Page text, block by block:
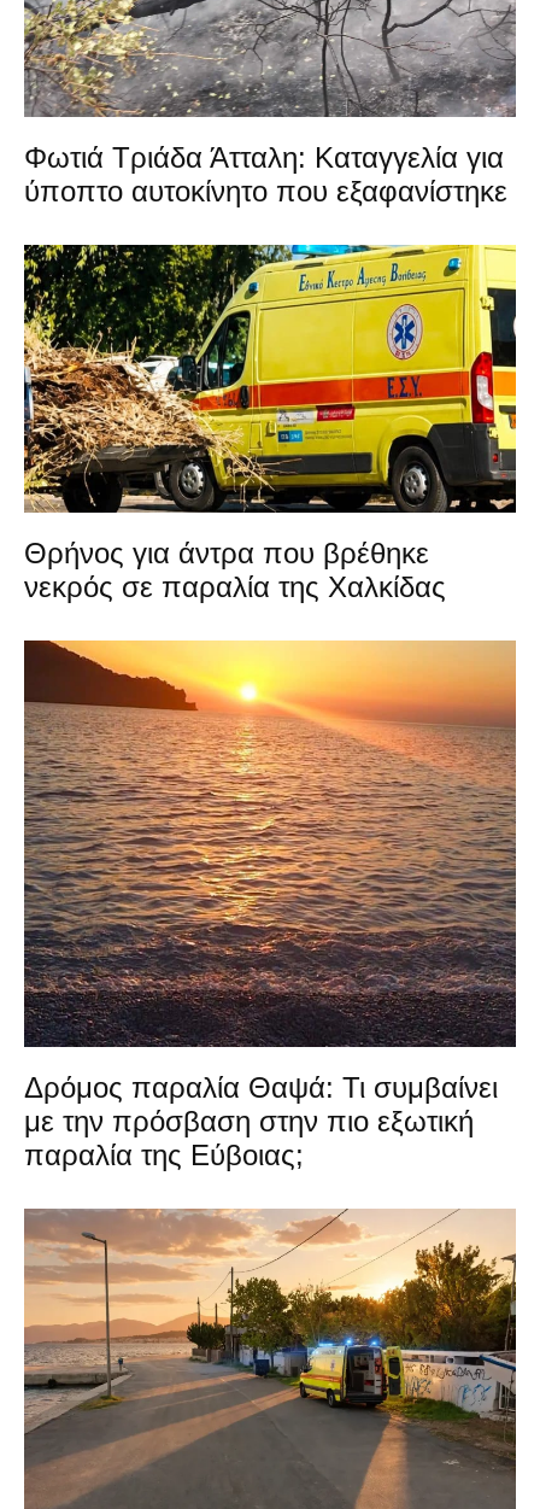
Φωτιά Τριάδα Άτταλη: Καταγγελία για
ύποπτο αυτοκίνητο που εξαφανίστηκε
Θρήνος για άντρα που βρέθηκε
νεκρός σε παραλία της Χαλκίδας
Δρόμος παραλία Θαψά: Τι συμβαίνει
με την πρόσβαση στην πιο εξωτική
παραλία της Εύβοιας;